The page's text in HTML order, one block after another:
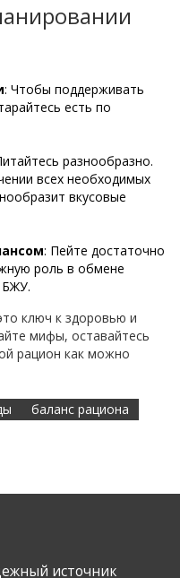
: Чтобы поддерживать
есть по
разнообразно.
всех необходимых
вкусовые
: Пейте достаточно
роль в обмене
БЖУ.
ключ к здоровью и
мифы, оставайтесь
рацион как можно
баланс рациона
источник